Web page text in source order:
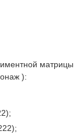
матрицы
):